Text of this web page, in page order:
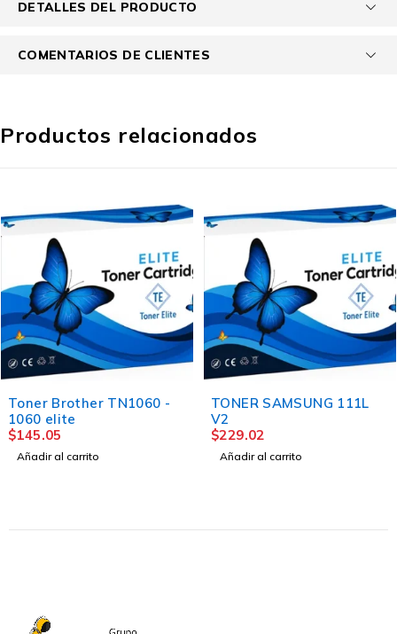
DETALLES DEL PRODUCTO
COMENTARIOS DE CLIENTES
Productos relacionados
TONER SAMSUNG 111L
V2
$229.02
Añadir al carrito
Toner Kyocera Tk-1152
$312.09
Añadir al carrito